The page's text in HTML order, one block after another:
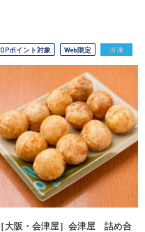
OPポイント対象 Web限定 冷凍
［大阪・会津屋］会津屋 詰め合